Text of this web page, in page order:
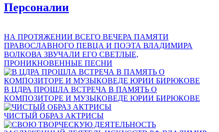
Персоналии
НА ПРОТЯЖЕНИИ ВСЕГО ВЕЧЕРА ПАМЯТИ
ПРАВОСЛАВНОГО ПЕВЦА И ПОЭТА ВЛАДИМИРА
ВОЛКОВА ЗВУЧАЛИ ЕГО СВЕТЛЫЕ,
ПРОНИКНОВЕННЫЕ ПЕСНИ
В ЦДРА ПРОШЛА ВСТРЕЧА В ПАМЯТЬ О
КОМПОЗИТОРЕ И МУЗЫКОВЕДЕ ЮРИИ БИРЮКОВЕ
ЧИСТЫЙ ОБРАЗ АКТРИСЫ